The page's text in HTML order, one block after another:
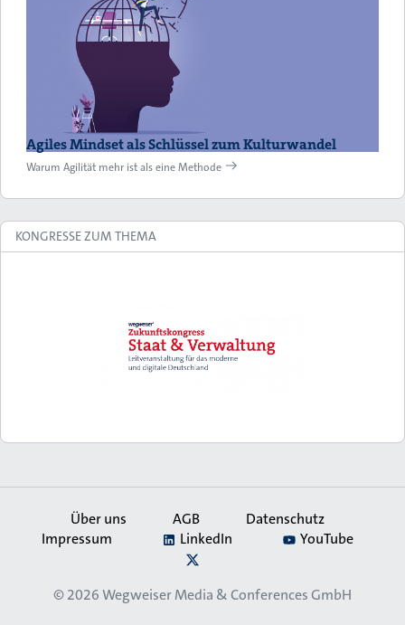
Agiles Mindset als Schlüssel zum Kulturwandel
Warum Agilität mehr ist als eine Methode
KONGRESSE ZUM THEMA
Secondary
Über uns AGB
Datenschutz
Impressum
LinkedIn
YouTube
© 2026Wegweiser Media & Conferences GmbH